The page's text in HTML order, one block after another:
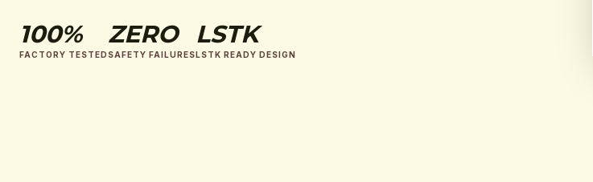
100%
FACTORY TESTED
ZERO
SAFETY FAILURES
LSTK
LSTK READY DESIGN